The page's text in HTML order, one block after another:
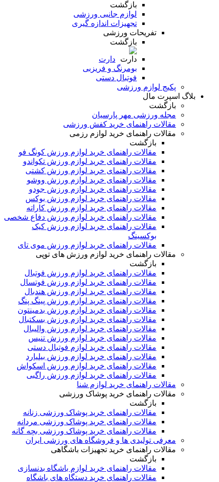
بازگشت
لوازم جانبی ورزشی
تجهیزات اندازه گیری
تفریحات ورزشی
بازگشت
دارت
بومرنگ و فریزبی
فوتبال دستی
پکیج لوازم ورزشی
بلاگ اسپرت مال
بازگشت
مجله ورزشی مهر پارسیان
مقالات راهنمای خرید کفش ورزشی
مقالات راهنمای خرید لوازم رزمی
بازگشت
مقالات راهنمای خرید لوازم ورزش کونگ فو
مقالات راهنمای خرید لوازم ورزش تکواندو
مقالات راهنمای خرید لوازم ورزش کشتی
مقالات راهنمای خرید لوازم ورزش ووشو
مقالات راهنمای خرید لوازم ورزش جودو
مقالات راهنمای خرید لوازم ورزش بوکس
مقالات راهنمای خرید لوازم ورزش کاراته
مقالات راهنمای خرید لوازم ورزش دفاع شخصی
مقالات راهنمای خرید لوازم ورزش کیک
بوکسینگ
مقالات راهنمای خرید لوازم ورزش موی تای
مقالات راهنمای خرید لوازم ورزش های توپی
بازگشت
مقالات راهنمای خرید لوازم ورزش فوتبال
مقالات راهنمای خرید لوازم ورزش فوتسال
مقالات راهنمای خرید لوازم ورزش هندبال
مقالات راهنمای خرید لوازم ورزش پینگ پنگ
مقالات راهنمای خرید لوازم ورزش بدمینتون
مقالات راهنمای خرید لوازم ورزش بسکتبال
مقالات راهنمای خرید لوازم ورزش والیبال
مقالات راهنمای خرید لوازم ورزش تنیس
مقالات راهنمای خرید لوازم فوتبال دستی
مقالات راهنمای خرید لوازم ورزش بیلیارد
مقالات راهنمای خرید لوازم ورزش اسکواش
مقالات راهنمای خرید لوازم ورزش راگبی
مقالات راهنمای خرید لوازم شنا
مقالات راهنمای خرید پوشاک ورزشی
بازگشت
مقالات راهنمای خرید پوشاک ورزشی زنانه
مقالات راهنمای خرید پوشاک ورزشی مردانه
مقالات راهنمای خرید پوشاک ورزشی بچه گانه
معرفی تولیدی ها و فروشگاه های ورزشی ایران
مقالات راهنمای خرید تجهیزات باشگاهی
بازگشت
مقالات راهنمای خرید لوازم باشگاه بدنسازی
مقالات راهنمای خرید دستگاه های باشگاه